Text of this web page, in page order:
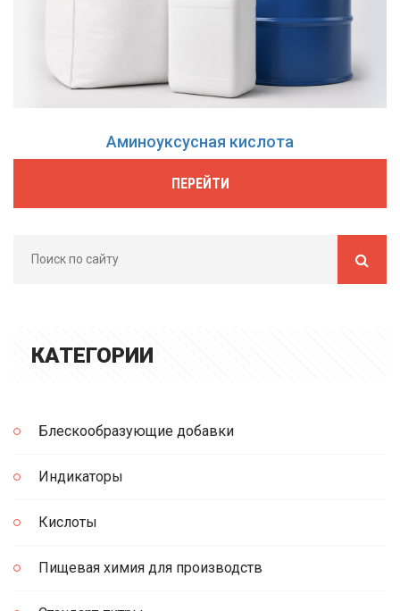
Аминоуксусная кислота
ПЕРЕЙТИ
КАТЕГОРИИ
Блескообразующие добавки
Индикаторы
Кислоты
Пищевая химия для производств